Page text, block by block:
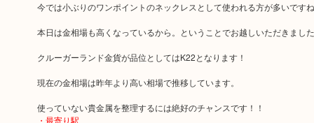
今では小ぶりのワンポイントのネックレスとして使われる方が多いですね
本日は金相場も高くなっているから。ということでお越しいただきました
クルーガーランド金貨が品位としてはK22となります！
現在の金相場は昨年より高い相場で推移しています。
使っていない貴金属を整理するには絶好のチャンスです！！
・最寄り駅